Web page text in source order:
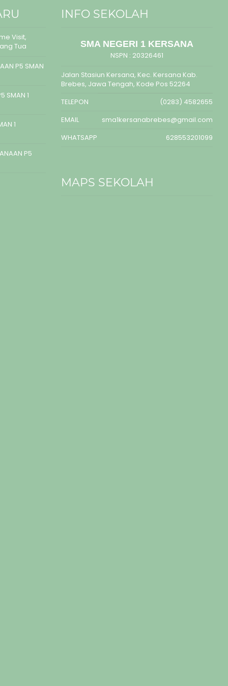
Visit,
Tua
P5 SMAN
SMAN 1
1
P5
INFO SEKOLAH
SMA NEGERI 1 KERSANA
NSPN : 20326461
Jalan Stasiun Kersana, Kec. Kersana Kab.
Brebes, Jawa Tengah, Kode Pos 52264
TELEPON
(0283) 4582655
EMAIL
sma1kersanabrebes@gmail.com
WHATSAPP
628553201099
MAPS SEKOLAH